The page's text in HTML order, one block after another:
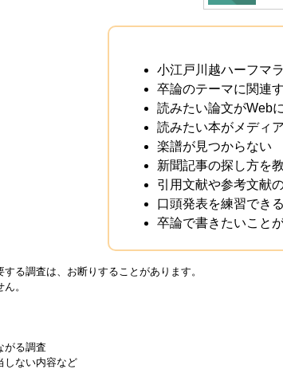
小江戸川越ハーフマ
卒論のテーマに関連
読みたい論文がWeb
読みたい本がメディ
楽譜が見つからない
新聞記事の探し方を
引用文献や参考文献
口頭発表を練習でき
卒論で書きたいこと
る調査は、お断りすることがあります。
。
がる調査
しない内容など